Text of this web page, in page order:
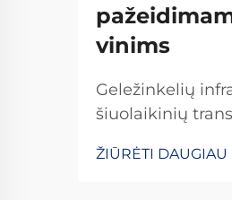
vinims
Geležinkelių
šiuolaikinių
milijonus tonų
ŽIŪRĖTI DAUGIAU